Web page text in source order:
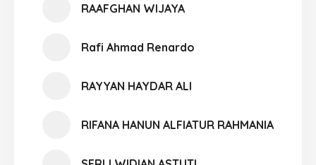
RAAFGHAN WIJAYA
Rafi Ahmad Renardo
RAYYAN HAYDAR ALI
RIFANA HANUN ALFIATUR RAHMANIA